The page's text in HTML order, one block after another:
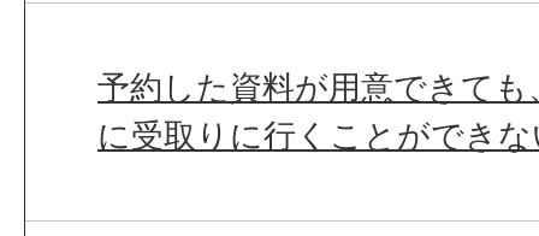
予約した資料が用意できて
に受取りに行くことができ